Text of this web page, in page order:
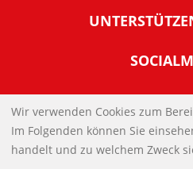
Warum
Tipps zur Nutzung
Banner und E-
Links
Werden Sie
Spenden
Wir verwenden Cookies zum
Im Folgenden können Sie
handelt und zu welchem Zweck